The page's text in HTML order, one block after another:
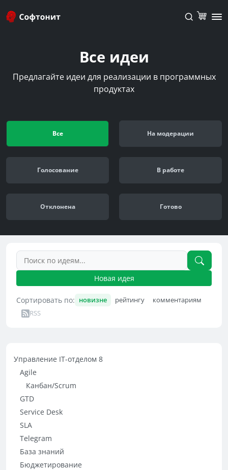
Все идеи
Предлагайте идеи для реализации в программных
продуктах
Все На модерации
Голосование В работе
Отклонена Готово
Новая идея
Сортировать по: новизне рейтингу
комментариям
RSS
Управление IT-отделом 8
Agile
Канбан/Scrum
GTD
Service Desk
SLA
Telegram
База знаний
Бюджетирование